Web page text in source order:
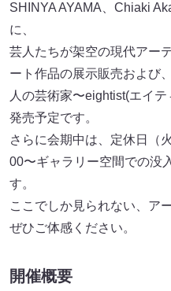
SHINYA AYAMA、Chiaki
に、
芸人たちが架空の現代アー
ート作品の展示販売および
人の芸術家〜eightist(エイ
発売予定です。
さらに会期中は、定休日（
00〜ギャラリー空間での没
す。
ここでしか見られない、ア
ぜひご体感ください。
開催概要